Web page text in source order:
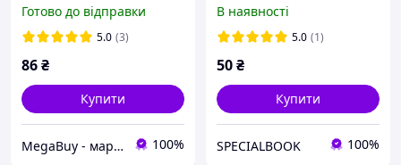
Готово до відправки
5.0 (3)
86₴
Купити
MegaBuy - маркет товарів для дому та рукоділля 100%
В наявності
5.0 (1)
50₴
Купити
SPECIALBOOK 100%